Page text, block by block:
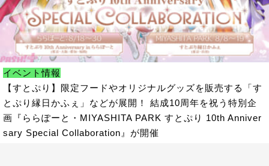
イベント情報
【すとぷり】限定フードやオリジナルグッズを販売する「す
とぷり縁日かふぇ」などが展開！ 結成10周年を祝う特別企
画『ららぽーと・MIYASHITA PARK すとぷり 10th Anniver
sary Special Collaboration』が開催